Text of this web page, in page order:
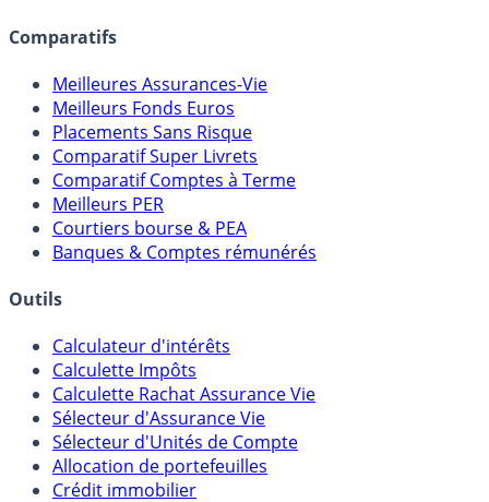
assureurs, sociétés de gestion, CGP, etc.
Comparatifs
Meilleures Assurances-Vie
Meilleurs Fonds Euros
Placements Sans Risque
Comparatif Super Livrets
Comparatif Comptes à Terme
Meilleurs PER
Banques & Comptes rémunérés
Outils
Calculateur d'intérêts
Calculette Impôts
Calculette Rachat Assurance Vie
Sélecteur d'Assurance Vie
Sélecteur d'Unités de Compte